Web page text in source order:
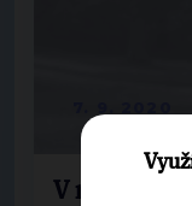
V